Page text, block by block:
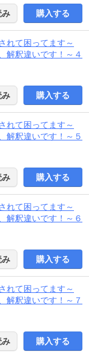
購入する
れて困ってます～
解釈違いです！～４
購入する
れて困ってます～
解釈違いです！～５
購入する
れて困ってます～
解釈違いです！～６
購入する
れて困ってます～
解釈違いです！～７
購入する